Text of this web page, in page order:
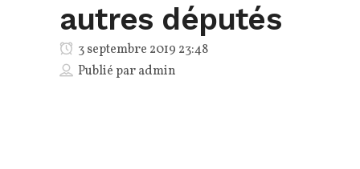
autres députés
3 septembre 2019 23:48
Publié paradmin